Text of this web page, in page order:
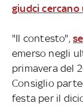
giudci
"Il contesto",
emerso negli
primavera del
Consiglio
festa per il